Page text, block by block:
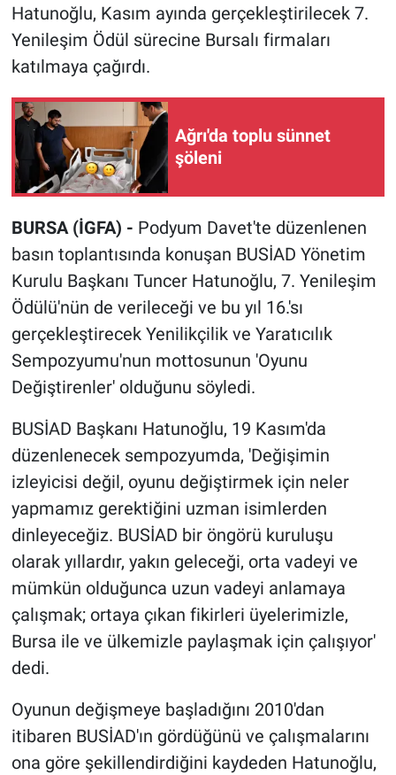
Hatunoğlu, Kasım ayında gerçekleştirilecek 7.
Yenileşim Ödül sürecine Bursalı firmaları
katılmaya çağırdı.
Ağrı'da toplu sünnet
şöleni
BURSA (İGFA) - Podyum Davet'te düzenlenen
basın toplantısında konuşan BUSİAD Yönetim
Kurulu Başkanı Tuncer Hatunoğlu, 7. Yenileşim
Ödülü'nün de verileceği ve bu yıl 16.'sı
gerçekleştirecek Yenilikçilik ve Yaratıcılık
Sempozyumu'nun mottosunun 'Oyunu
Değiştirenler' olduğunu söyledi.
BUSİAD Başkanı Hatunoğlu, 19 Kasım'da
düzenlenecek sempozyumda, 'Değişimin
izleyicisi değil, oyunu değiştirmek için neler
yapmamız gerektiğini uzman isimlerden
dinleyeceğiz. BUSİAD bir öngörü kuruluşu
olarak yıllardır, yakın geleceği, orta vadeyi ve
mümkün olduğunca uzun vadeyi anlamaya
çalışmak; ortaya çıkan fikirleri üyelerimizle,
Bursa ile ve ülkemizle paylaşmak için çalışıyor'
dedi.
Oyunun değişmeye başladığını 2010'dan
itibaren BUSİAD'ın gördüğünü ve çalışmalarını
ona göre şekillendirdiğini kaydeden Hatunoğlu,